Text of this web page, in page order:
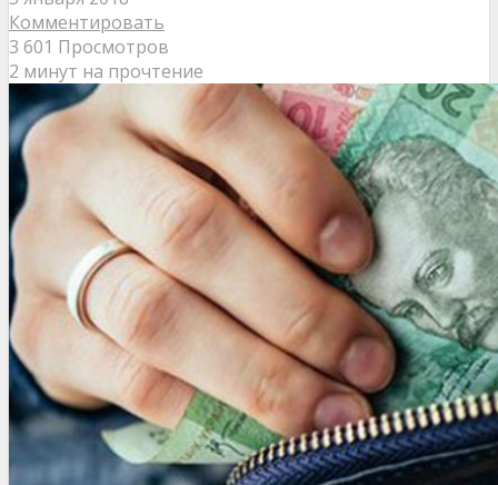
Комментировать
3 601 Просмотров
2 минут на прочтение